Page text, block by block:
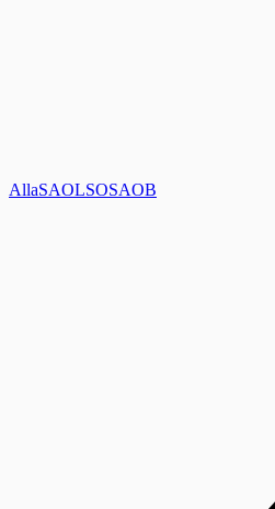
AllaSAOLSOSAOB